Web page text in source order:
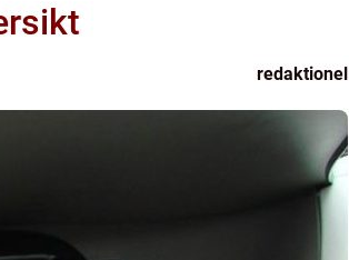
redaktionel